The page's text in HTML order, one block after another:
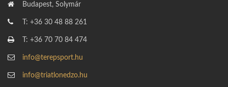
Budapest, Solymár
T: +36 30 48 88 261
T: +36 70 70 84 474
info@terepsport.hu
info@triatlonedzo.hu